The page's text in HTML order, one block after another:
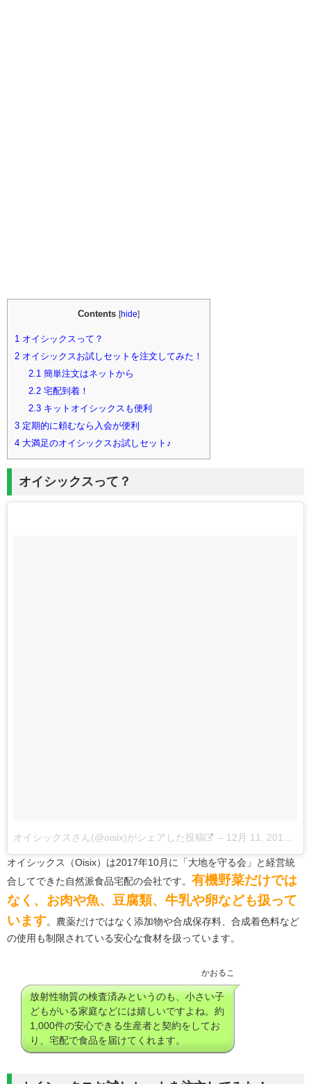
Contents [hide]
1 オイシックスって？
2 オイシックスお試しセットを注文してみた！
2.1簡単注文はネットから
2.2宅配到着！
2.3キットオイシックスも便利
3 定期的に頼むなら入会が便利
4 大満足のオイシックスお試しセット♪
オイシックスって？
オイシックスさん(@oisix)がシェアした投稿 – 12月 11, 2017 at 6:34午後 PST
オイシックス（Oisix）は2017年10月に「大地を守る会」と経営統
合してできた自然派食品宅配の会社です。 有機野菜だけでは
なく、お肉や魚、豆腐類、牛乳や卵なども扱って
います。農薬だけではなく添加物や合成保存料、合成着色料など
の使用も制限されている安心な食材を扱っています。
かおるこ
放射性物質の検査済みというのも、小さい子
どもがいる家庭などには嬉しいですよね。約
1,000件の安心できる生産者と契約をしてお
り、宅配で食品を届けてくれます。